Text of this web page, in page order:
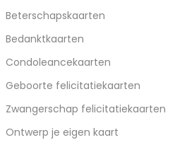
Beterschapskaarten
Bedanktkaarten
Condoleancekaarten
Geboorte felicitatiekaarten
Zwangerschap felicitatiekaarten
Ontwerp je eigen kaart